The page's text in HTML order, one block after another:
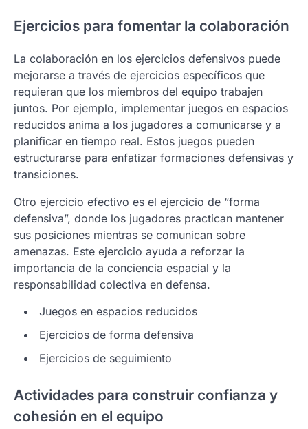
Ejercicios para fomentar la colaboración
La colaboración en los ejercicios defensivos puede
mejorarse a través de ejercicios específicos que
requieran que los miembros del equipo trabajen
juntos. Por ejemplo, implementar juegos en espacios
reducidos anima a los jugadores a comunicarse y a
planificar en tiempo real. Estos juegos pueden
estructurarse para enfatizar formaciones defensivas y
transiciones.
Otro ejercicio efectivo es el ejercicio de “forma
defensiva”, donde los jugadores practican mantener
sus posiciones mientras se comunican sobre
amenazas. Este ejercicio ayuda a reforzar la
importancia de la conciencia espacial y la
responsabilidad colectiva en defensa.
Juegos en espacios reducidos
Ejercicios de forma defensiva
Ejercicios de seguimiento
Actividades para construir confianza y
cohesión en el equipo